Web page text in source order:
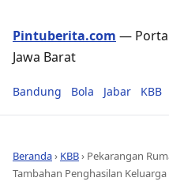
Pintuberita.com —
Jawa Barat
Bandung Bola Jabar KBB
Beranda› KBB› Pekarangan
Tambahan Penghasilan Keluarga